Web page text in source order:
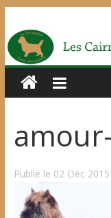
Publié le 02 Déc 2015